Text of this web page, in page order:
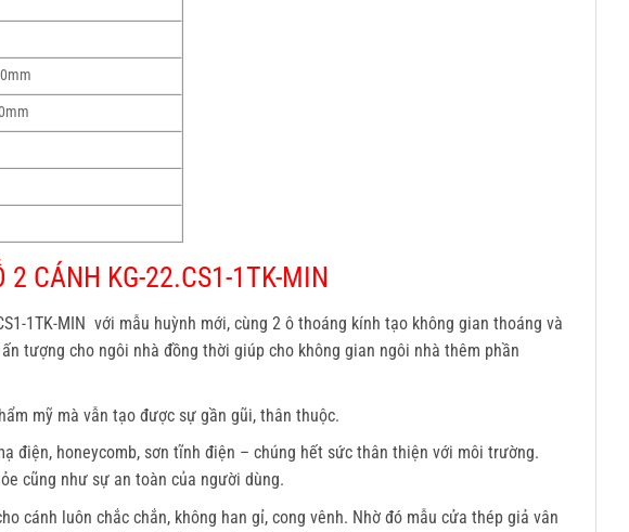
CÁNH KG-22.CS1-1TK-MIN
1TK-MIN với mẫu huỳnh mới, cùng 2 ô thoáng kính tạo không gian thoáng và
tượng cho ngôi nhà đồng thời giúp cho không gian ngôi nhà thêm phần
mỹ mà vẫn tạo được sự gần gũi, thân thuộc.
điện, honeycomb, sơn tĩnh điện – chúng hết sức thân thiện với môi trường.
cũng như sự an toàn của người dùng.
cánh luôn chắc chắn, không han gỉ, cong vênh. Nhờ đó mẫu cửa thép giả vân